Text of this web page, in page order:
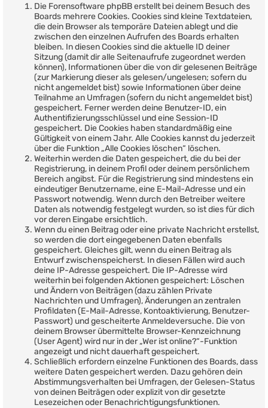
Die Forensoftware phpBB erstellt bei deinem Besuch des
Boards mehrere Cookies. Cookies sind kleine Textdateien,
die dein Browser als temporäre Dateien ablegt und die
zwischen den einzelnen Aufrufen des Boards erhalten
bleiben. In diesen Cookies sind die aktuelle ID deiner
Sitzung (damit dir alle Seitenaufrufe zugeordnet werden
können), Informationen über die von dir gelesenen Beiträge
(zur Markierung dieser als gelesen/ungelesen; sofern du
nicht angemeldet bist) sowie Informationen über deine
Teilnahme an Umfragen (sofern du nicht angemeldet bist)
gespeichert. Ferner werden deine Benutzer-ID, ein
Authentifizierungsschlüssel und eine Session-ID
gespeichert. Die Cookies haben standardmäßig eine
Gültigkeit von einem Jahr. Alle Cookies kannst du jederzeit
über die Funktion „Alle Cookies löschen“ löschen.
Weiterhin werden die Daten gespeichert, die du bei der
Registrierung, in deinem Profil oder deinem persönlichem
Bereich angibst. Für die Registrierung sind mindestens ein
eindeutiger Benutzername, eine E-Mail-Adresse und ein
Passwort notwendig. Wenn durch den Betreiber weitere
Daten als notwendig festgelegt wurden, so ist dies für dich
vor deren Eingabe ersichtlich.
Wenn du einen Beitrag oder eine private Nachricht erstellst,
so werden die dort eingegebenen Daten ebenfalls
gespeichert. Gleiches gilt, wenn du einen Beitrag als
Entwurf zwischenspeicherst. In diesen Fällen wird auch
deine IP-Adresse gespeichert. Die IP-Adresse wird
weiterhin bei folgenden Aktionen gespeichert: Löschen
und Ändern von Beiträgen (dazu zählen Private
Nachrichten und Umfragen), Änderungen an zentralen
Profildaten (E-Mail-Adresse, Kontoaktivierung, Benutzer-
Passwort) und gescheiterte Anmeldeversuche. Die von
deinem Browser übermittelte Browser-Kennzeichnung
(User Agent) wird nur in der „Wer ist online?“-Funktion
angezeigt und nicht dauerhaft gespeichert.
Schließlich erfordern einzelne Funktionen des Boards, dass
weitere Daten gespeichert werden. Dazu gehören dein
Abstimmungsverhalten bei Umfragen, der Gelesen-Status
von deinen Beiträgen oder explizit von dir gesetzte
Lesezeichen oder Benachrichtigungsfunktionen.